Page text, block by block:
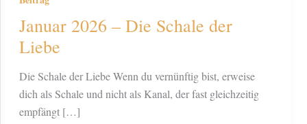
Januar 2026 – Die Schale der
Liebe
Die Schale der Liebe Wenn du vernünftig bist, erweise
dich als Schale und nicht als Kanal, der fast gleichzeitig
empfängt […]